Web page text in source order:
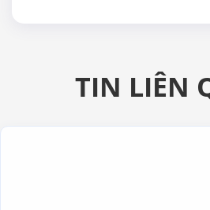
TIN LIÊN